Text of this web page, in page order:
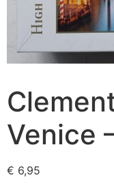
Venice
€ 6,95